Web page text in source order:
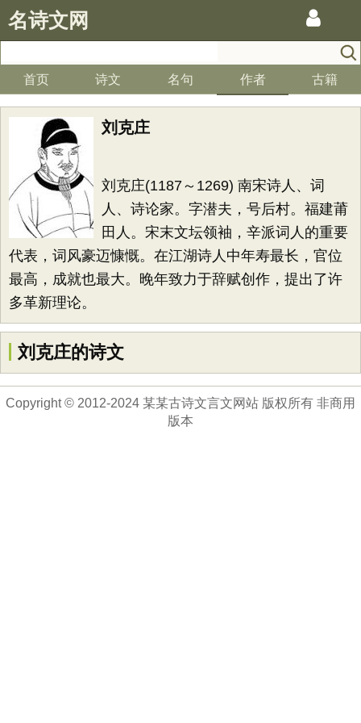
名诗文网
首页 诗文 名句 作者 古籍
刘克庄
刘克庄(1187～1269) 南宋诗人、词
人、诗论家。字潜夫，号后村。福建莆
田人。宋末文坛领袖，辛派词人的重要
代表，词风豪迈慷慨。在江湖诗人中年寿最长，官位
最高，成就也最大。晚年致力于辞赋创作，提出了许
多革新理论。
刘克庄的诗文
Copyright © 2012-2024 某某古诗文言文网站 版权所有 非商用
版本